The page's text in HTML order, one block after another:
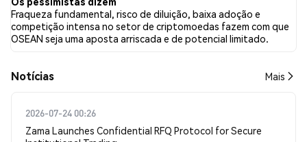
Fraqueza fundamental, risco de diluição, baixa adoção e
competição intensa no setor de criptomoedas fazem com que
OSEAN seja uma aposta arriscada e de potencial limitado.
​​Notícias​​ Mais
2026-07-24 00:26
Zama Launches Confidential RFQ Protocol for Secure